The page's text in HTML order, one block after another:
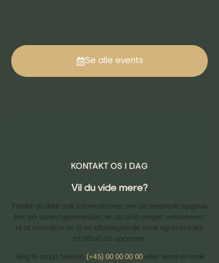
Se alle events
KONTAKT OS I DAG
Vil du vide mere?
Finder du ikke nok informationer om din ønskede opgave
her på vores hjemmeside, er du altid meget velkommen
til at kontakte os til en uforpligtende snak og eventuelt
et tilbud på opgaven.
Ring til os på telefon (+45) 00 00 00 00eller send en mail